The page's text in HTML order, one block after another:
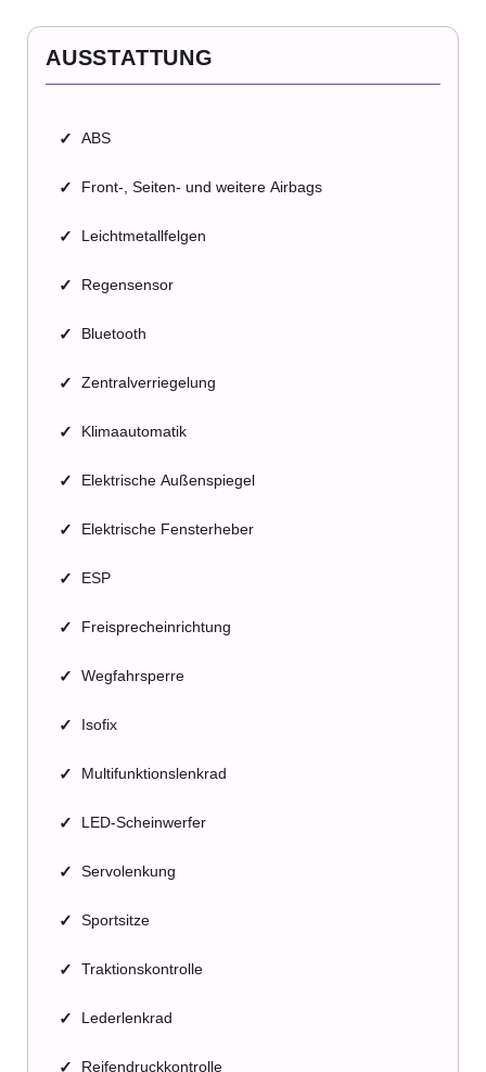
AUSSTATTUNG
✓ ABS
✓ Front-, Seiten- und weitere Airbags
✓ Leichtmetallfelgen
✓ Regensensor
✓ Bluetooth
✓ Zentralverriegelung
✓ Klimaautomatik
✓ Elektrische Außenspiegel
✓ Elektrische Fensterheber
✓ ESP
✓ Freisprecheinrichtung
✓ Wegfahrsperre
✓ Isofix
✓ Multifunktionslenkrad
✓ LED-Scheinwerfer
✓ Servolenkung
✓ Sportsitze
✓ Traktionskontrolle
✓ Lederlenkrad
✓ Reifendruckkontrolle